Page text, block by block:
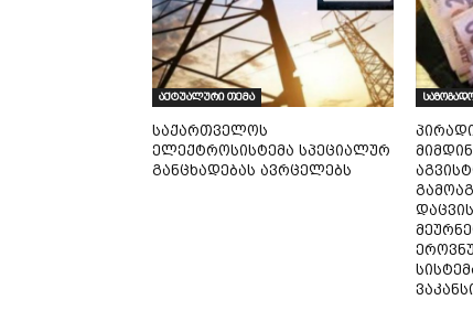
აქტუალური თემა
საქართველოს
ელექტროსისტემა სპეციალურ
განცხადებას ავრცელებს